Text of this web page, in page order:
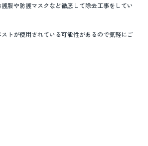
服や防護マスクなど徹底して除去工事をしてい
トが使用されている可能性があるので気軽にご